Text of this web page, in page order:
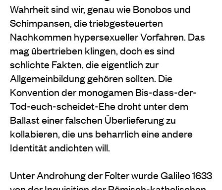
Wahrheit sind wir, genau wie Bonobos und
Schimpansen, die triebgesteuerten
Nachkommen hypersexueller Vorfahren. Das
mag übertrieben klingen, doch es sind
schlichte Fakten, die eigentlich zur
Allgemeinbildung gehören sollten. Die
Konvention der monogamen Bis-dass-der-
Tod-euch-scheidet-Ehe droht unter dem
Ballast einer falschen Überlieferung zu
kollabieren, die uns beharrlich eine andere
Identität andichten will.
Unter Androhung der Folter wurde Galileo 1633